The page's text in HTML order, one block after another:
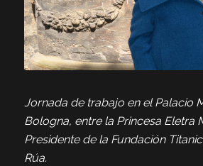
Jornada de trabajo en el Palacio
Bologna, entre la Princesa Eletra
Presidente de la Fundación
Rúa.